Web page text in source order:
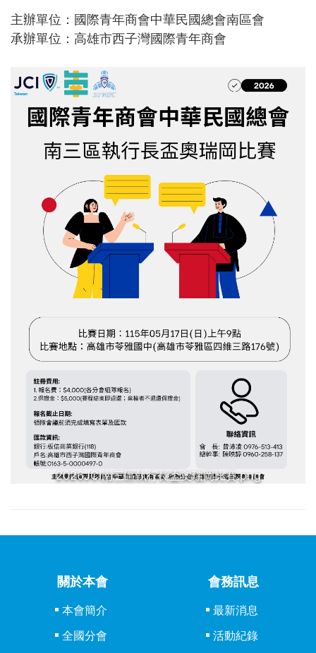
主辦單位：國際青年商會中華民國總會南區會
承辦單位：高雄市西子灣國際青年商會
2026JCI南三區執行長盃奧瑞岡比賽.png
關於本會
本會簡介
全國分會
會務訊息
最新消息
活動紀錄